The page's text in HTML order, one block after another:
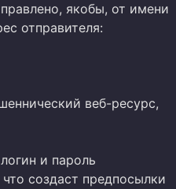
якобы, от имени
отправителя:
веб-ресурс,
и пароль
создаст предпосылки